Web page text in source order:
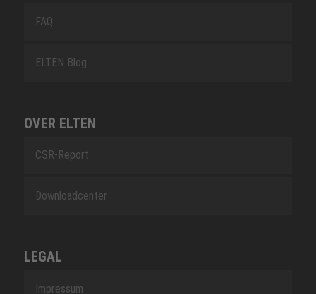
FAQ
ELTEN Blog
OVER ELTEN
CSR-Report
Downloadcenter
LEGAL
Impressum